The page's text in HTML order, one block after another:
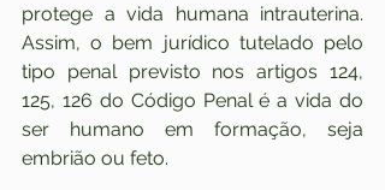
protege a vida humana intrauterina.
Assim, o bem jurídico tutelado pelo
tipo penal previsto nos artigos 124,
125, 126 do Código Penal é a vida do
ser humano em formação, seja
embrião ou feto.